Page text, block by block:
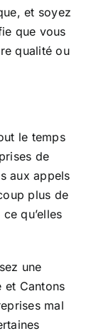
et soyez
que vous
qualité ou
le temps
de
aux appels
plus de
qu’elles
une
et Cantons
mal